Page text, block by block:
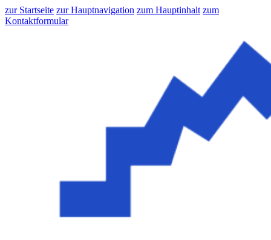
zur Startseite zur Hauptnavigation zum Hauptinhalt zum
Kontaktformular